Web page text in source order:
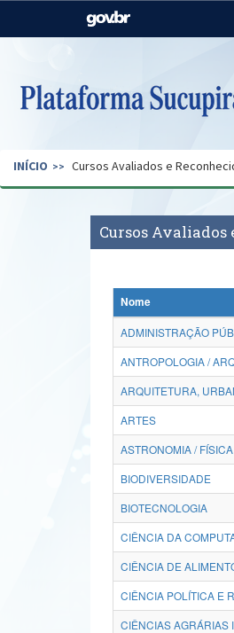
Casa Civil
Pecuária e Abastecimento
Secretaria de Governo
INÍCIO Cursos Avaliados e
Cursos Avaliados
Nome
ADMINISTRAÇÃO
ANTROPOLOGIA /
ARQUITETURA,
ARTES
ASTRONOMIA / FÍSICA
BIODIVERSIDADE
BIOTECNOLOGIA
CIÊNCIA DA
CIÊNCIA DE
CIÊNCIA POLÍTICA E
CIÊNCIAS AGRÁRIAS I